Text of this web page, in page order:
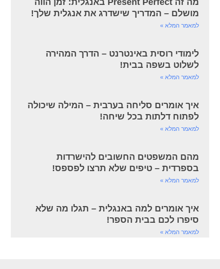
מושלם – המדריך שישדרג את אנגלית שלך!
למאמר המלא »
לימודי רוסית באינטרנט – הדרך המהירה
לשלוט בשפה בבית!
למאמר המלא »
איך אומרים סליחה בערבית – המילה שיכולה
לפתוח דלתות בכל שיחה!
למאמר המלא »
מהם המשפטים החשובים להישרדות
בספרדית – טיפים שלא תרצו לפספס!
למאמר המלא »
איך אומרים למה באנגלית – תגלו מה שלא
סיפרו לכם בבית הספר!
למאמר המלא »